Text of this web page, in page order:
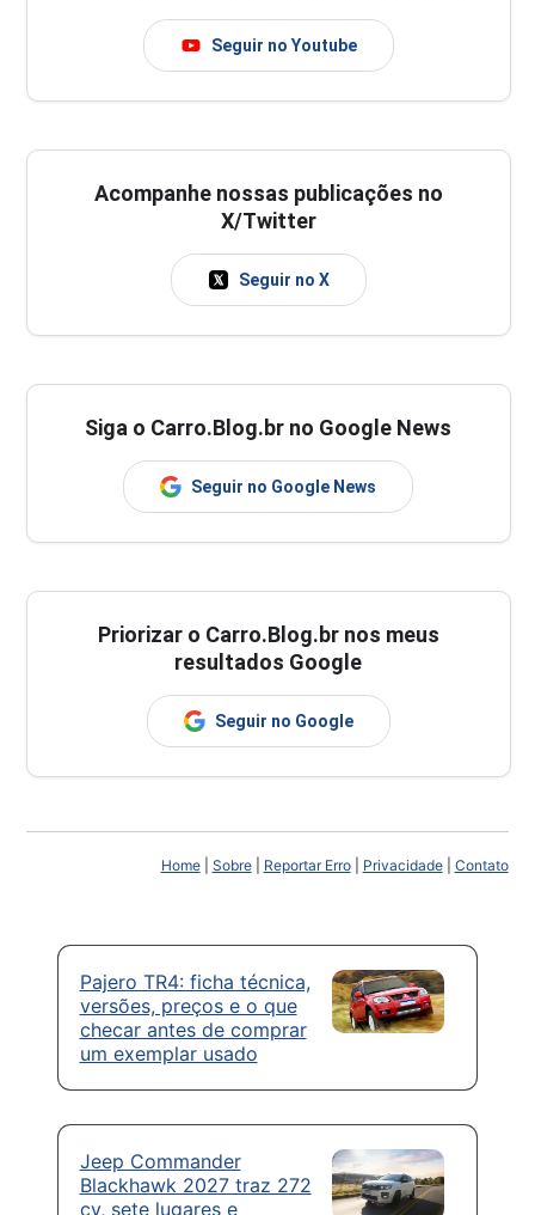
Seguir no Youtube
Acompanhe nossas publicações no
X/Twitter
Seguir no X
Siga o Carro.Blog.br no Google News
Seguir no Google News
Priorizar o Carro.Blog.br nos meus
resultados Google
Seguir no Google
Home| Sobre| Reportar Erro| Privacidade| Contato
Pajero TR4: ficha técnica,
versões, preços e o que
checar antes de comprar
um exemplar usado
Jeep Commander
Blackhawk 2027 traz 272
cv, sete lugares e